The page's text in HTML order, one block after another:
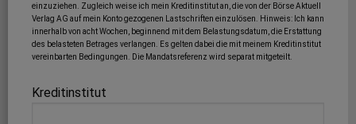
einzuziehen. Zugleich weise ich mein Kreditinstitut an, die von der Börse Aktuell
Verlag AG auf mein Konto gezogenen Lastschriften einzulösen. Hinweis: Ich kann
innerhalb von acht Wochen, beginnend mit dem Belastungsdatum, die Erstattung
des belasteten Betrages verlangen. Es gelten dabei die mit meinem Kreditinstitut
vereinbarten Bedingungen. Die Mandatsreferenz wird separat mitgeteilt.
Kreditinstitut